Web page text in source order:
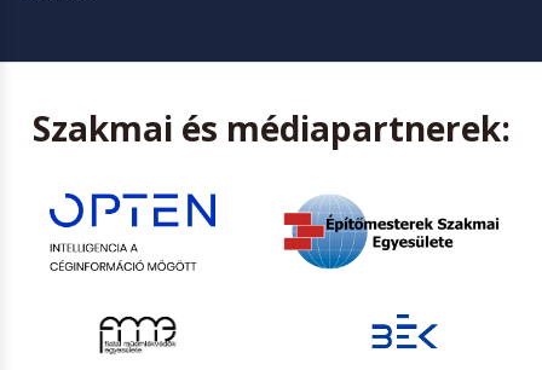
Szakmai és médiapartnerek: